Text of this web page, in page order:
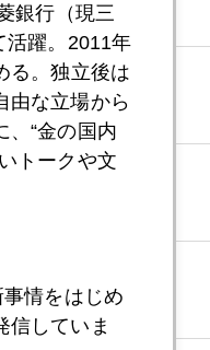
銀行（現三
活躍。2011年
る。独立後は
由な立場から
、“金の国内
トークや文
情をはじめ
信していま